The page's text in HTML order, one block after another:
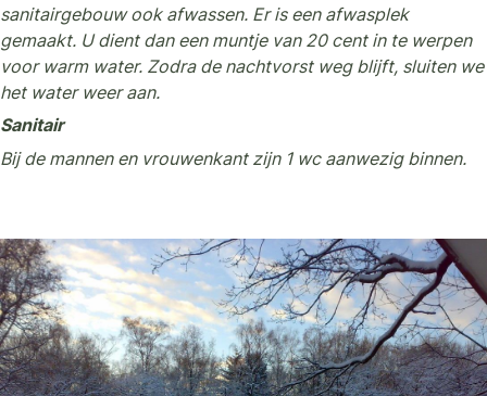
sanitairgebouw ook afwassen. Er is een afwasplek
gemaakt. U dient dan een muntje van 20 cent in te werpen
voor warm water. Zodra de nachtvorst weg blijft, sluiten we
het water weer aan.
Sanitair
Bij de mannen en vrouwenkant zijn 1 wc aanwezig binnen.